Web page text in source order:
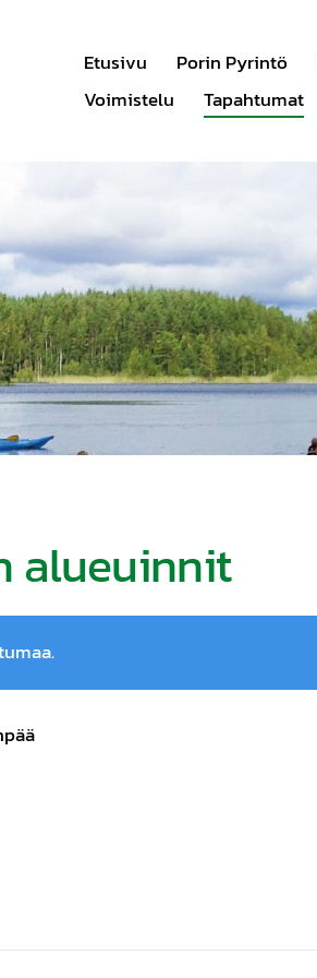
Etusivu Porin Pyrintö
Voimistelu
Tapahtumat
alueuinnit